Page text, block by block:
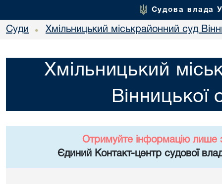
Судова влада
Суди • Хмільницький міськрайонний суд
Хмільницький
Вінницької
Отримуйте інформацію лише
Єдиний Контакт-центр судової